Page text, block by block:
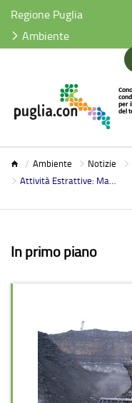
Regione Puglia
Ambiente
Ambiente Notizie
Attività Estrattive: Manifestazione di interesse procedimenti di autorizzazione all'attività estrattiva
In primo piano